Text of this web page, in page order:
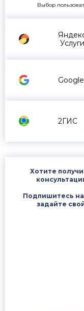
Выбор
Услуги
Google
2ГИС
Хотите
Подпишитесь
задайте